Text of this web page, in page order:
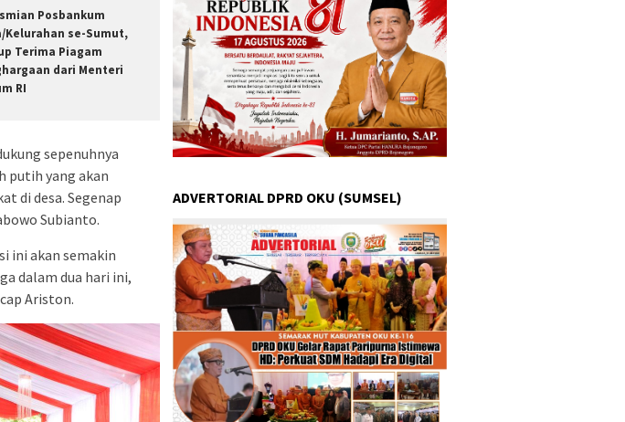
Posbankum
Kelurahan se-Sumut,
Terima Piagam
dari Menteri
RI
sepenuhnya
putih yang akan
di desa. Segenap
Subianto.
ini akan semakin
dalam dua hari ini,
Ariston.
ADVERTORIAL DPRD OKU (SUMSEL)